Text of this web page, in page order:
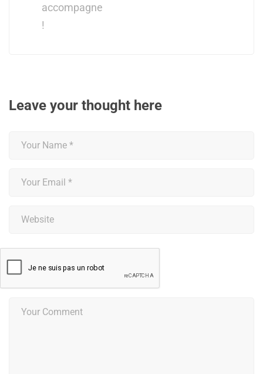
accompagne
!
Leave your thought here